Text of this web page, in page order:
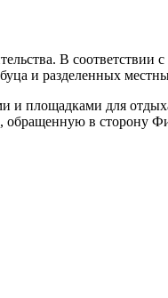
В соответствии
и разделенных
и площадками для
в сторону